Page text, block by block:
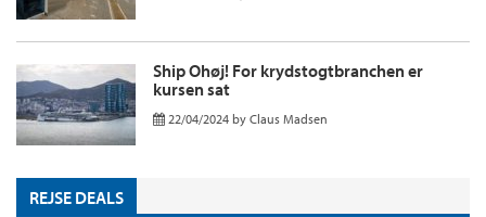
Ship Ohøj! For krydstogtbranchen er
kursen sat
22/04/2024 by Claus Madsen
REJSE DEALS